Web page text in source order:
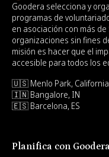
Goodera selecciona y
programas de
en asociación con más de
organizaciones sin fines
misión es hacer que el
accesible para todos los
🇺🇸 Menlo Park, California
🇮🇳 Bangalore, IN
🇪🇸 Barcelona, ES
Planifica con